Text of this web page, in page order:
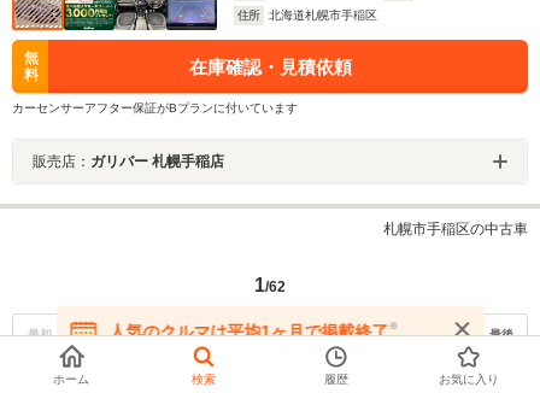
住所
北海道札幌市手稲区
無
料
在庫確認・見積依頼
カーセンサーアフター保証がBプランに付いています
販売店： ガリバー 札幌手稲店
札幌市手稲区の中古車
1/62
最初 前の30件 次の30件 最後
※人気のクルマは平均1ヶ月で掲載終了
人気のクルマは平均1ヶ月で掲載終了※
在庫が無くなる前にお問い合わせください
ホーム 検索 履歴 お気に入り